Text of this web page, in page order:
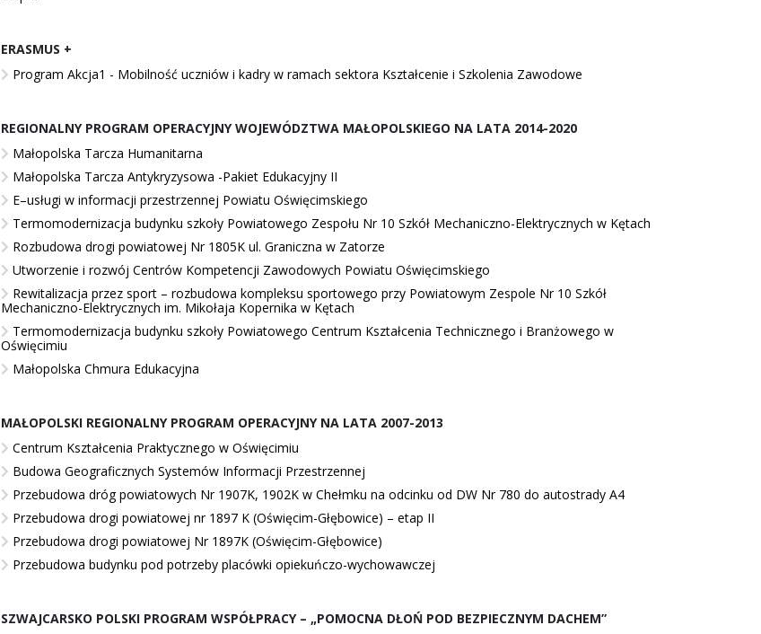
ERASMUS +
Program Akcja1 - Mobilność uczniów i kadry w ramach sektora Kształcenie i Szkolenia Zawodowe
REGIONALNY PROGRAM OPERACYJNY WOJEWÓDZTWA MAŁOPOLSKIEGO NA LATA 2014-2020
Małopolska Tarcza Humanitarna
Małopolska Tarcza Antykryzysowa -Pakiet Edukacyjny II
E–usługi w informacji przestrzennej Powiatu Oświęcimskiego
Termomodernizacja budynku szkoły Powiatowego Zespołu Nr 10 Szkół Mechaniczno-Elektrycznych w Kętach
Rozbudowa drogi powiatowej Nr 1805K ul. Graniczna w Zatorze
Utworzenie i rozwój Centrów Kompetencji Zawodowych Powiatu Oświęcimskiego
Rewitalizacja przez sport – rozbudowa kompleksu sportowego przy Powiatowym Zespole Nr 10 Szkół
Mechaniczno-Elektrycznych im. Mikołaja Kopernika w Kętach
Termomodernizacja budynku szkoły Powiatowego Centrum Kształcenia Technicznego i Branżowego w
Oświęcimiu
Małopolska Chmura Edukacyjna
MAŁOPOLSKI REGIONALNY PROGRAM OPERACYJNY NA LATA 2007-2013
Centrum Kształcenia Praktycznego w Oświęcimiu
Budowa Geograficznych Systemów Informacji Przestrzennej
Przebudowa dróg powiatowych Nr 1907K, 1902K w Chełmku na odcinku od DW Nr 780 do autostrady A4
Przebudowa drogi powiatowej nr 1897 K (Oświęcim-Głębowice) – etap II
Przebudowa drogi powiatowej Nr 1897K (Oświęcim-Głębowice)
Przebudowa budynku pod potrzeby placówki opiekuńczo-wychowawczej
SZWAJCARSKO POLSKI PROGRAM WSPÓŁPRACY – „POMOCNA DŁOŃ POD BEZPIECZNYM DACHEM”